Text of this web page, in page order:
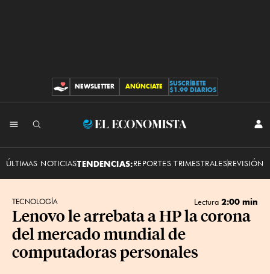
CONTRIBUCIONES
NEWSLETTER ANÚNCIATE
SUSCRÍBETE
$1.99 DIARIOS
El
ÚLTIMAS NOTICIASTENDENCIAS:REPORTES TRIMESTRALESREVISIÓN
TECNOLOGÍA Lectura 2:00 min
Lenovo le arrebata a HP la corona
del mercado mundial de
computadoras personales